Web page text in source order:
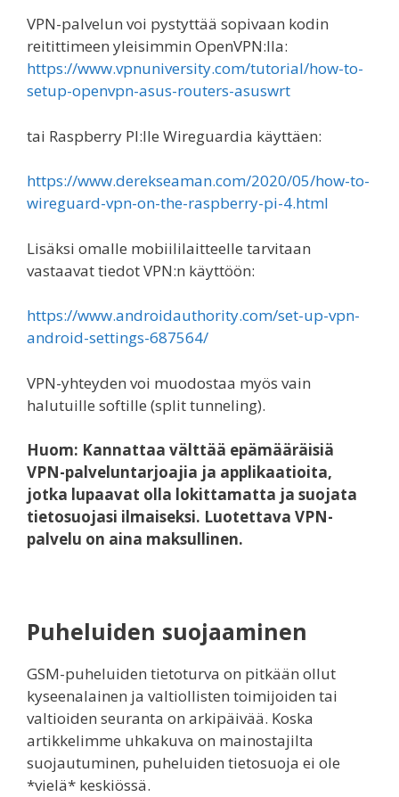
VPN-palvelun voi pystyttää sopivaan kodin
reitittimeen yleisimmin OpenVPN:lla:
https://www.vpnuniversity.com/tutorial/how-to-
setup-openvpn-asus-routers-asuswrt
tai Raspberry PI:lle Wireguardia käyttäen:
https://www.derekseaman.com/2020/05/how-to-
wireguard-vpn-on-the-raspberry-pi-4.html
Lisäksi omalle mobiililaitteelle tarvitaan
vastaavat tiedot VPN:n käyttöön:
https://www.androidauthority.com/set-up-vpn-
android-settings-687564/
VPN-yhteyden voi muodostaa myös vain
halutuille softille (split tunneling).
Huom: Kannattaa välttää epämääräisiä
VPN-palveluntarjoajia ja applikaatioita,
jotka lupaavat olla lokittamatta ja suojata
tietosuojasi ilmaiseksi. Luotettava VPN-
palvelu on aina maksullinen.
Puheluiden suojaaminen
GSM-puheluiden tietoturva on pitkään ollut
kyseenalainen ja valtiollisten toimijoiden tai
valtioiden seuranta on arkipäivää. Koska
artikkelimme uhkakuva on mainostajilta
suojautuminen, puheluiden tietosuoja ei ole
*vielä* keskiössä.